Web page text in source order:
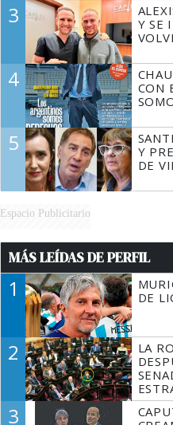
3
Y SE
4
CON
5
Y
DE
Espacio Publicitario
MÁS LEÍDAS DE PERFIL
1
DE
2
LA
3